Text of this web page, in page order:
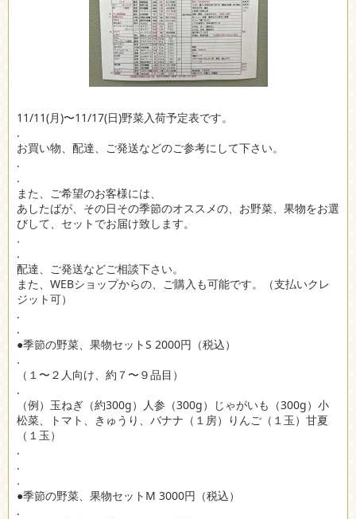
11/11(月)〜11/17(日)野菜入荷予定表です。
.
お買い物、配達、ご発送などのご参考にして下さい。
.
.
また、ご希望のお客様には、
あしたばが、その日その季節のオススメの、お野菜、果物をお選
びして、セットでお届け致します。
.
.
配達、ご発送などご相談下さい。
また、WEBショップからの、ご購入も可能です。（支払いクレ
ジット可）
.
.
●季節の野菜、果物セットS 2000円（税込）
.
（１〜２人向け、約７〜９品目）
.
（例）玉ねぎ（約300g）人参（300g）じゃがいも（300g）小
松菜、トマト、きゅうり、バナナ（１房）りんご（１玉）甘夏
（１玉）
.
.
.
●季節の野菜、果物セットM 3000円（税込）
.